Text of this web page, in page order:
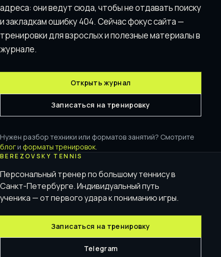
адреса: они ведут сюда, чтобы не отдавать поискy
и закладкам ошибку 404. Сейчас фокус сайта —
тренировки для взрослых и полезные материалы в
журнале.
Открыть журнал
Записаться на тренировку
Нужен разбор техники или форматов занятий? Смотрите
блог и форматы тренировок.
BEREZOVSKY TENNIS
Персональный тренер по большому теннису в
Санкт-Петербурге. Индивидуальный путь
ученика — от первого удара к пониманию игры.
Записаться на тренировку
Telegram